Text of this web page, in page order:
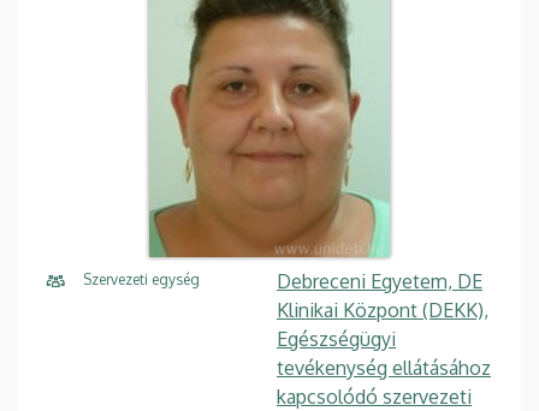
Szervezeti egység
Debreceni Egyetem, DE
Klinikai Központ (DEKK),
Egészségügyi
tevékenység ellátásához
kapcsolódó szervezeti